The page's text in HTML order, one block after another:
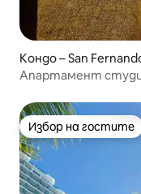
Кондо – San
Апартамент
Избор на гостите
Избор на гостите